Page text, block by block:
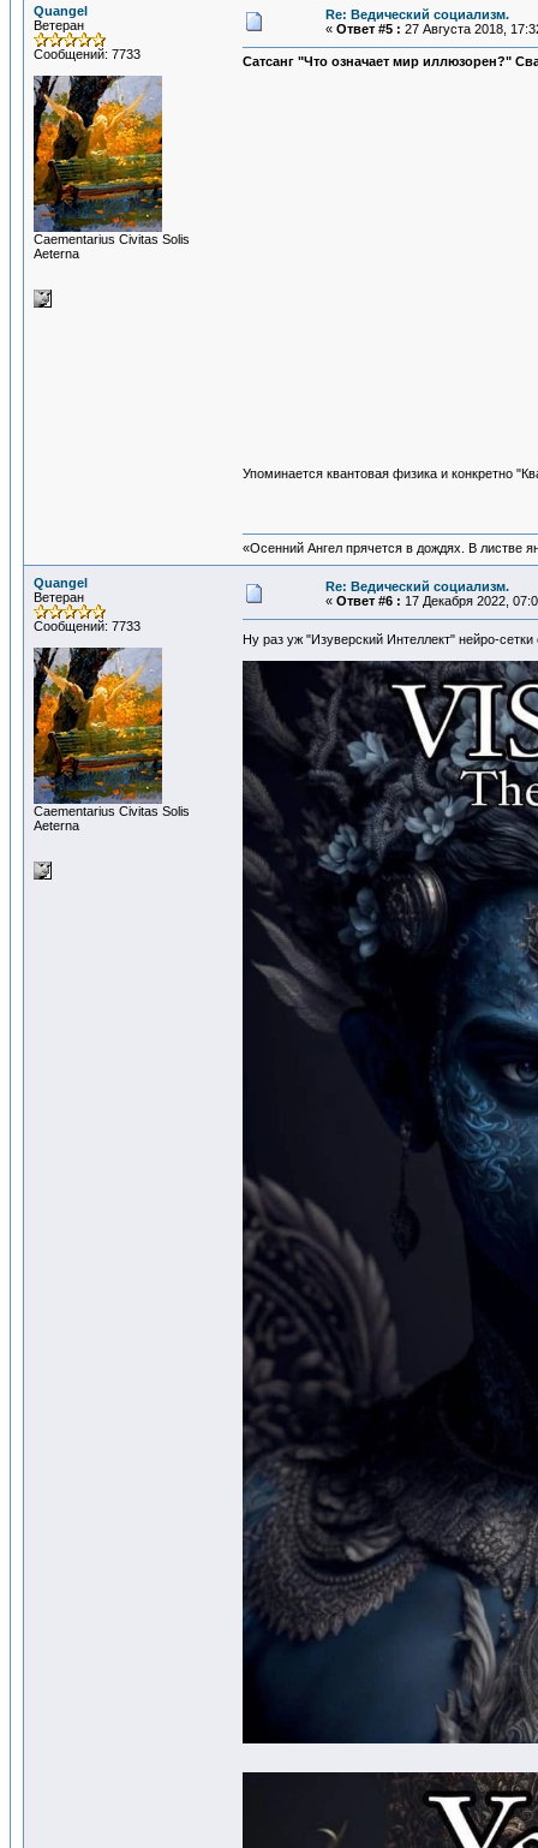
Quangel
Ветеран
Сообщений: 7733
Сaementarius Civitas Solis
Aeterna
Re: Ведический социализм.
« Ответ #5 : 27 Августа 2018,
Сатсанг "Что означает мир иллюзорен?"
Упоминается квантовая физика и конкретно
«Осенний Ангел прячется в дождях. В листве
Quangel
Ветеран
Сообщений: 7733
Сaementarius Civitas Solis
Aeterna
Re: Ведический социализм.
« Ответ #6 : 17 Декабря 2022,
Ну раз уж "Изуверский Интеллект" нейро-